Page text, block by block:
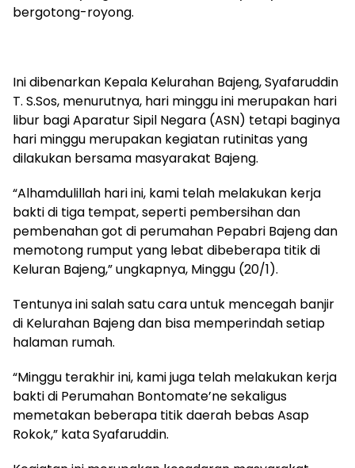
bergotong-royong.
Ini dibenarkan Kepala Kelurahan Bajeng, Syafaruddin
T. S.Sos, menurutnya, hari minggu ini merupakan hari
libur bagi Aparatur Sipil Negara (ASN) tetapi baginya
hari minggu merupakan kegiatan rutinitas yang
dilakukan bersama masyarakat Bajeng.
“Alhamdulillah hari ini, kami telah melakukan kerja
bakti di tiga tempat, seperti pembersihan dan
pembenahan got di perumahan Pepabri Bajeng dan
memotong rumput yang lebat dibeberapa titik di
Keluran Bajeng,” ungkapnya, Minggu (20/1).
Tentunya ini salah satu cara untuk mencegah banjir
di Kelurahan Bajeng dan bisa memperindah setiap
halaman rumah.
“Minggu terakhir ini, kami juga telah melakukan kerja
bakti di Perumahan Bontomate’ne sekaligus
memetakan beberapa titik daerah bebas Asap
Rokok,” kata Syafaruddin.